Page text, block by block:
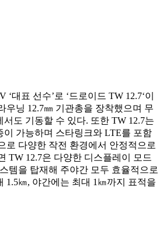
대표 선수’로 ‘드로이드 TW 12.7‘이
우닝 12.7㎜ 기관총을 장착했으며 무
도 기동할 수 있다. 또한 TW 12.7는
이 가능하며 스타링크와 LTE를 포함
로 다양한 작전 환경에서 안정적으로
TW 12.7은 다양한 디스플레이 모드
템을 탑재해 주야간 모두 효율적으로
1.5㎞, 야간에는 최대 1㎞까지 표적을